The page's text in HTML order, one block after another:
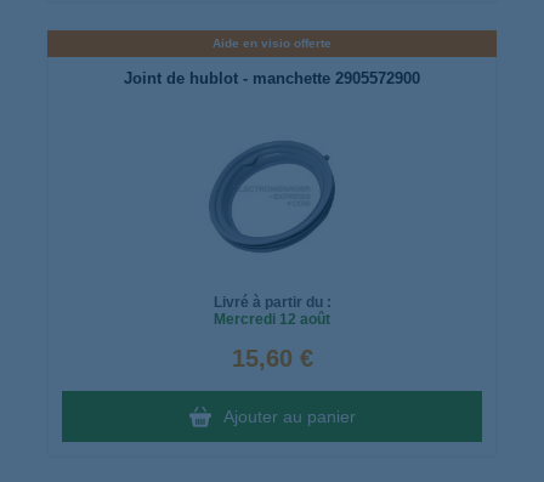
Aide en visio offerte
Joint de hublot - manchette 2905572900
Livré à partir du :
Mercredi 12 août
15,60 €
Ajouter au panier